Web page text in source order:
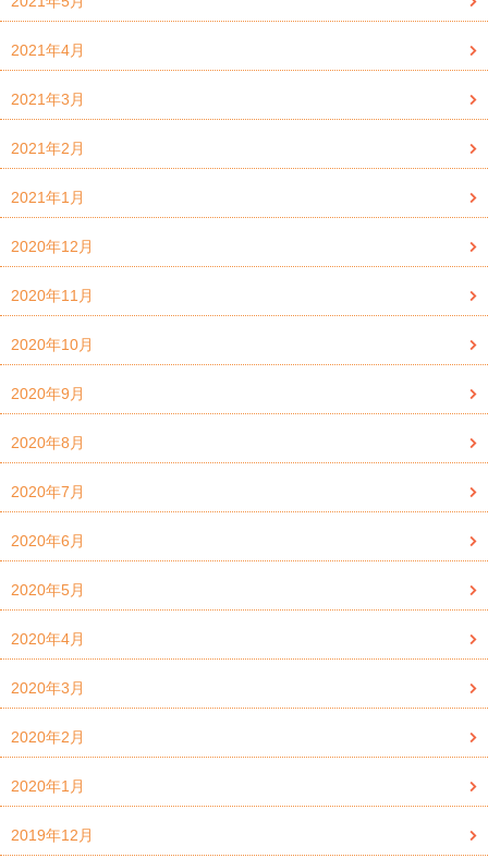
2021年4月
2021年3月
2021年2月
2021年1月
2020年12月
2020年11月
2020年10月
2020年9月
2020年8月
2020年7月
2020年6月
2020年5月
2020年4月
2020年3月
2020年2月
2020年1月
2019年12月